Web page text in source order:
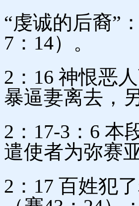
“虔诚的后裔”
7：14）。
2：16 神恨恶
暴逼妻离去，
2：17-3：6 本
遣使者为弥赛
2：17 百姓犯